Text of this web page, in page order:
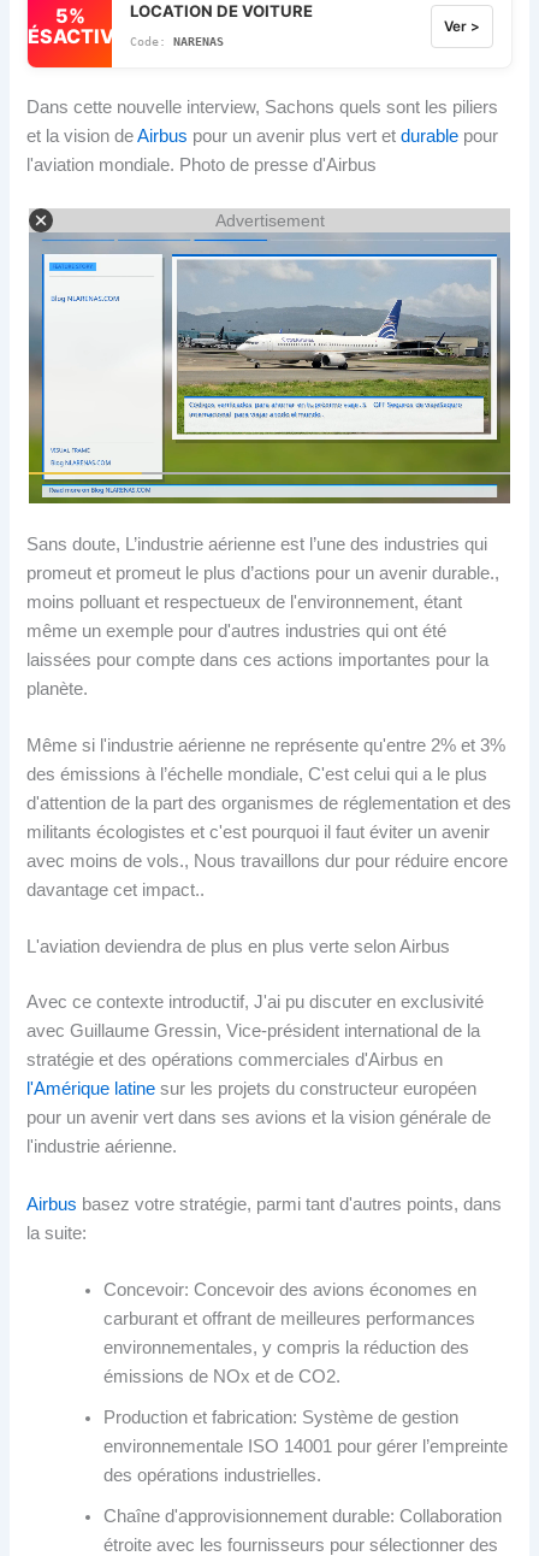
5%
DÉSACTIVÉ
LOCATION DE VOITURE
NARENAS
Ver >
Dans cette nouvelle interview, Sachons quels sont les piliers
et la vision deAirbus pour un avenir plus vert etdurable pour
l'aviation mondiale. Photo de presse d'Airbus
Advertisement
Sans doute, L’industrie aérienne est l’une des industries qui
promeut et promeut le plus d’actions pour un avenir durable.,
moins polluant et respectueux de l'environnement, étant
même un exemple pour d'autres industries qui ont été
laissées pour compte dans ces actions importantes pour la
planète.
Même si l'industrie aérienne ne représente qu'entre 2% et 3%
des émissions à l’échelle mondiale, C'est celui qui a le plus
d'attention de la part des organismes de réglementation et des
militants écologistes et c'est pourquoi il faut éviter un avenir
avec moins de vols., Nous travaillons dur pour réduire encore
davantage cet impact..
L'aviation deviendra de plus en plus verte selon Airbus
Avec ce contexte introductif, J'ai pu discuter en exclusivité
avec Guillaume Gressin, Vice-président international de la
stratégie et des opérations commerciales d'Airbus en
l'Amérique latine sur les projets du constructeur européen
pour un avenir vert dans ses avions et la vision générale de
l'industrie aérienne.
Airbus basez votre stratégie, parmi tant d'autres points, dans
la suite:
Concevoir: Concevoir des avions économes en
carburant et offrant de meilleures performances
environnementales, y compris la réduction des
émissions de NOx et de CO2.
Production et fabrication: Système de gestion
environnementale ISO 14001 pour gérer l’empreinte
des opérations industrielles.
Chaîne d'approvisionnement durable: Collaboration
étroite avec les fournisseurs pour sélectionner des